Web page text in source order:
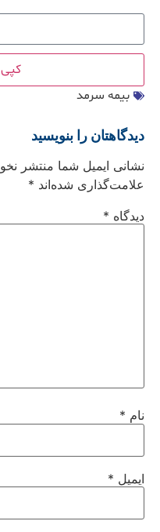
بیمه سرمد
دیدگاهتان را بنویسید
نشانی ایمیل شما منتشر
علامت‌گذاری شده‌اند *
دیدگاه *
نام *
ایمیل *